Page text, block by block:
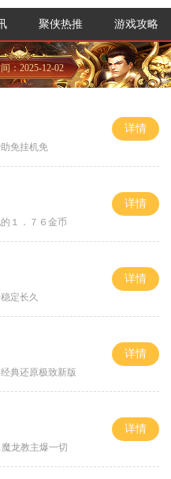
聚侠热推 游戏攻略
：2025-12-02
免挂机免
详情
１．７６金币
详情
定长久
详情
典还原极致新版
详情
龙教主爆一切
详情